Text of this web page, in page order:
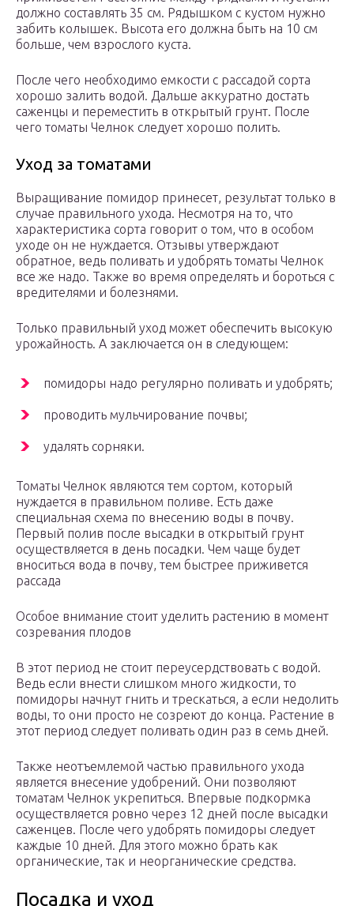
должно составлять 35 см. Рядышком с кустом нужно
забить колышек. Высота его должна быть на 10 см
больше, чем взрослого куста.
После чего необходимо емкости с рассадой сорта
хорошо залить водой. Дальше аккуратно достать
саженцы и переместить в открытый грунт. После
чего томаты Челнок следует хорошо полить.
Уход за томатами
Выращивание помидор принесет, результат только в
случае правильного ухода. Несмотря на то, что
характеристика сорта говорит о том, что в особом
уходе он не нуждается. Отзывы утверждают
обратное, ведь поливать и удобрять томаты Челнок
все же надо. Также во время определять и бороться с
вредителями и болезнями.
Только правильный уход может обеспечить высокую
урожайность. А заключается он в следующем:
помидоры надо регулярно поливать и удобрять;
проводить мульчирование почвы;
удалять сорняки.
Томаты Челнок являются тем сортом, который
нуждается в правильном поливе. Есть даже
специальная схема по внесению воды в почву.
Первый полив после высадки в открытый грунт
осуществляется в день посадки. Чем чаще будет
вноситься вода в почву, тем быстрее приживется
рассада
Особое внимание стоит уделить растению в момент
созревания плодов
В этот период не стоит переусердствовать с водой.
Ведь если внести слишком много жидкости, то
помидоры начнут гнить и трескаться, а если недолить
воды, то они просто не созреют до конца. Растение в
этот период следует поливать один раз в семь дней.
Также неотъемлемой частью правильного ухода
является внесение удобрений. Они позволяют
томатам Челнок укрепиться. Впервые подкормка
осуществляется ровно через 12 дней после высадки
саженцев. После чего удобрять помидоры следует
каждые 10 дней. Для этого можно брать как
органические, так и неорганические средства.
Посадка и уход